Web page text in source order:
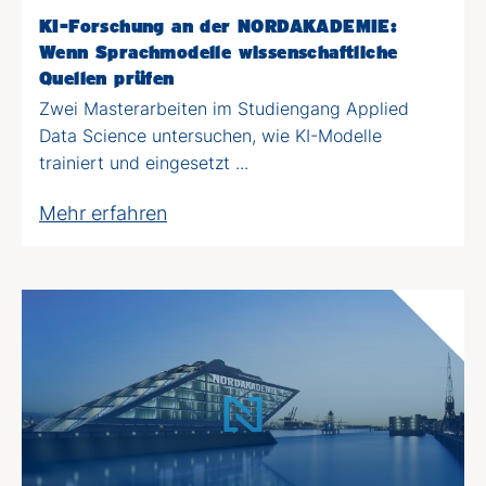
KI-Forschung an der NORDAKADEMIE:
Wenn Sprachmodelle wissenschaftliche
Quellen prüfen
Zwei Masterarbeiten im Studiengang Applied
Data Science untersuchen, wie KI-Modelle
trainiert und eingesetzt ...
Mehr erfahren